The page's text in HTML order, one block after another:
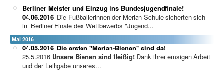
Berliner Meister und Einzug ins Bundesjugendfinale!
04.06.2016 Die Fußballerinnen der Merian Schule sicherten sich
im Berliner Finale des Wettbewerbs "Jugend...
Mai 2016
Die ersten "Merian-Bienen" sind da!
04.05.2016
25.5.2016 Unsere Bienen sind fleißig! Dank ihrer emsigen Arbeit
und der Leihgabe unseres...